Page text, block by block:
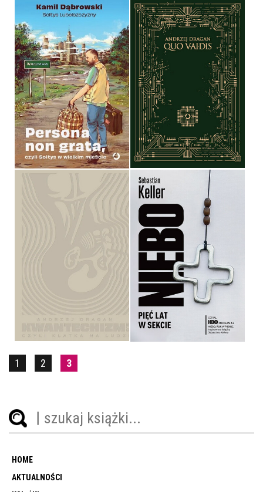
PERSONA NON GRATA,
CZYLI SOŁTYS W WIELKIM
MIEŚCIE
KAMIL DĄBROWSKI ‒ SOŁTYS
LUBELSZCZYZNY
OPRAWA MIĘKKA
49,99 ZŁ
QUO VAIDIS
ANDRZEJ DRAGAN
OPRAWA TWARDA
79,99 ZŁ
KWANTECHIZM 2.0,
CZYLI KLATKA NA LUDZI
ANDRZEJ DRAGAN
79,99 ZŁ
NIEBO. PIĘĆ LAT W SEKCIE
SEBASTIAN KELLER
OPRAWA MIĘKKA
49,99 ZŁ
1 2 3
HOME
AKTUALNOŚCI